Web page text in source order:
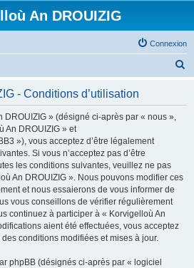
An DROUIZIG
Connexion
- Conditions d’utilisation
DROUIZIG » (désigné ci-après par « nous »,
An DROUIZIG » et
»), vous acceptez d’être légalement
Si vous n’acceptez pas d’être
les conditions suivantes, veuillez ne pas
An DROUIZIG ». Nous pouvons modifier ces
et nous essaierons de vous informer de
vous conseillons de vérifier régulièrement
continuez à participer à « Korvigelloù An
aient été effectuées, vous acceptez
conditions modifiées et mises à jour.
phpBB (désignés ci-après par « logiciel